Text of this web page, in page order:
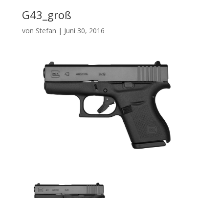
G43_groß
von Stefan | Juni 30, 2016